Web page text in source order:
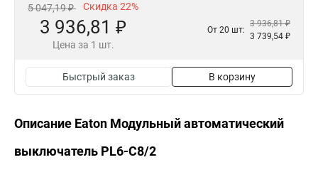
5 047,19 ₽ Скидка 22%
3 936,81 ₽
Цена за 1 шт.
От 20 шт:
3 936,81 ₽
3 739,54 ₽
Быстрый заказ В корзину
Описание Eaton Модульный автоматический
выключатель PL6-C8/2